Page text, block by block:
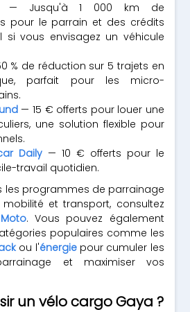
— Jusqu'à 1 000 km de
pour le parrain et des crédits
si vous envisagez un véhicule
% de réduction sur 5 trajets en
parfait pour les micro-
— 15 € offerts pour louer une
une solution flexible pour
Daily — 10 € offerts pour le
travail quotidien.
les programmes de parrainage
et transport, consultez
. Vous pouvez également
populaires comme les
ou l'énergiepour cumuler les
et maximiser vos
un vélo cargo Gaya ?